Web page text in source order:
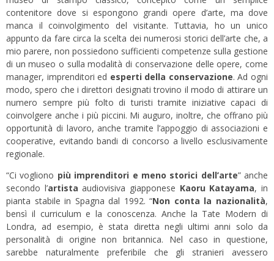
contenitore dove si espongono grandi opere d’arte, ma dove
manca il coinvolgimento del visitante. Tuttavia, ho un unico
appunto da fare circa la scelta dei numerosi storici dell’arte che, a
mio parere, non possiedono sufficienti competenze sulla gestione
di un museo o sulla modalità di conservazione delle opere, come
manager, imprenditori ed esperti della conservazione. Ad ogni
modo, spero che i direttori designati trovino il modo di attirare un
numero sempre più folto di turisti tramite iniziative capaci di
coinvolgere anche i più piccini. Mi auguro, inoltre, che offrano più
opportunità di lavoro, anche tramite l’appoggio di associazioni e
cooperative, evitando bandi di concorso a livello esclusivamente
regionale.
“Ci vogliono più imprenditori e meno storici dell’arte” anche
secondo l’artista audiovisiva giapponese Kaoru Katayama, in
pianta stabile in Spagna dal 1992. “Non conta la nazionalità,
bensì il curriculum e la conoscenza. Anche la Tate Modern di
Londra, ad esempio, è stata diretta negli ultimi anni solo da
personalità di origine non britannica. Nel caso in questione,
sarebbe naturalmente preferibile che gli stranieri avessero